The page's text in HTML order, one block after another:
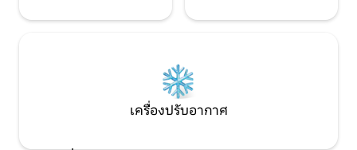
เครื่องปรับอากาศ